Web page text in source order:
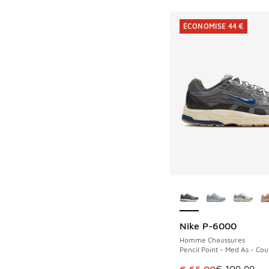
Nike P-6000
Homme Chaussures
Pencil Point - Med As -
ÉCONOMISE 44 €
ÉCONOMISE 44 €